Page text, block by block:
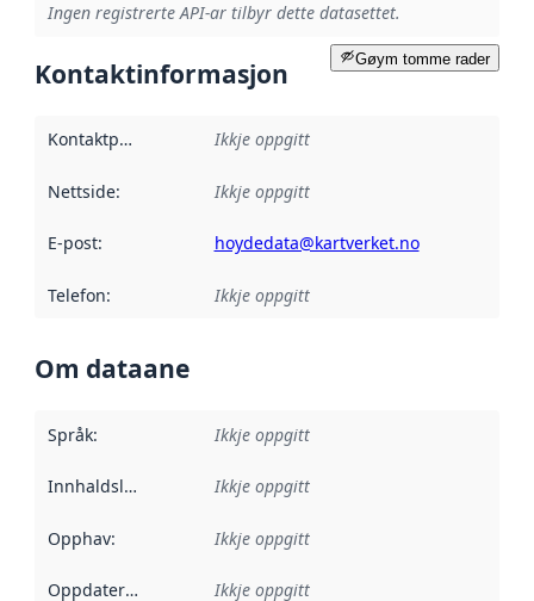
Ingen registrerte API-ar tilbyr dette datasettet.
Gøym tomme rader
Kontaktinformasjon
Kontaktpunkt Ikkje oppgitt
Nettside: Ikkje oppgitt
E-post: hoydedata@kartverket.no
Telefon: Ikkje oppgitt
Om dataane
Språk: Ikkje oppgitt
Innhaldsleverandørar :
Ikkje oppgitt
Opphav: Ikkje oppgitt
Oppdateringsfrekvens :
Ikkje oppgitt